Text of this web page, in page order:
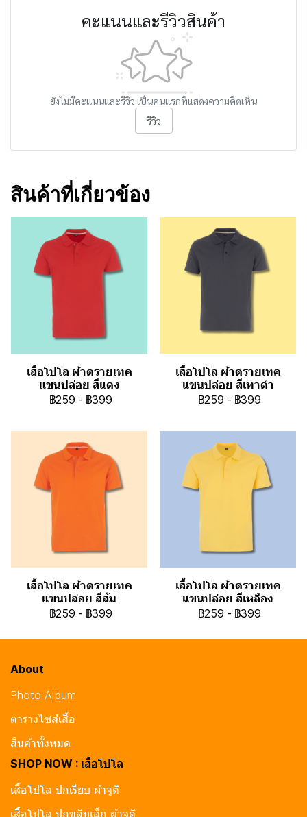
คะแนนและรีวิวสินค้า
ยังไม่มีคะแนนและรีวิว เป็นคนแรกที่แสดงความคิดเห็น
รีวิว
สินค้าที่เกี่ยวข้อง
เสื้อโปโล ผ้าดรายเทค
แขนปล่อย สีแดง
฿259 - ฿399
เสื้อโปโล ผ้าดรายเทค
แขนปล่อย สีเทาดำ
฿259 - ฿399
เสื้อโปโล ผ้าดรายเทค
แขนปล่อย สีส้ม
฿259 - ฿399
เสื้อโปโล ผ้าดรายเทค
แขนปล่อย สีเหลือง
฿259 - ฿399
About
Photo Album
ตารางไซส์เสื้อ
สินค้าทั้งหมด
SHOP NOW : เสื้อโปโล
เสื้อโปโล ปกเรียบ ผ้าจูติ
เสื้อโปโล ปกขลิบเล็ก ผ้าจูติ